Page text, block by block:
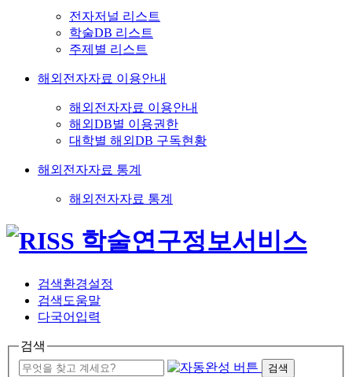
전자저널 리스트
학술DB 리스트
주제별 리스트
해외전자자료 이용안내
해외전자자료 이용안내
해외DB별 이용권한
대학별 해외DB 구독현황
해외전자자료 통계
해외전자자료 통계
검색환경설정
검색도움말
다국어입력
검색
검색